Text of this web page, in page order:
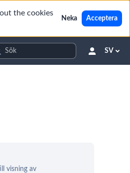
the cookies
Neka Acceptera
SV
visning av